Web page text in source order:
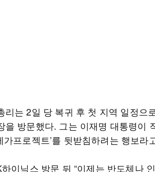
리는 2일 당 복귀 후 첫 지역 일정으
을 방문했다. 그는 이재명 대통령이
프로젝트’를 뒷받침하려는 행보라
이닉스 방문 뒤 “이제는 반도체나